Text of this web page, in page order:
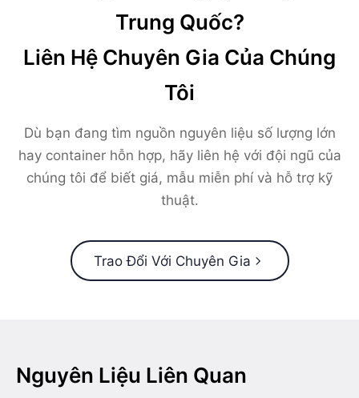
Trung Quốc?
Liên Hệ Chuyên Gia Của Chúng
Tôi
Dù bạn đang tìm nguồn nguyên liệu số lượng lớn
hay container hỗn hợp, hãy liên hệ với đội ngũ của
chúng tôi để biết giá, mẫu miễn phí và hỗ trợ kỹ
thuật.
Trao Đổi Với Chuyên Gia
Nguyên Liệu Liên Quan